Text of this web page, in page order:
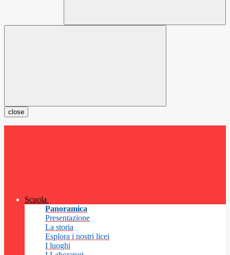
close
Scuola
Panoramica
Presentazione
La storia
Esplora i nostri licei
I luoghi